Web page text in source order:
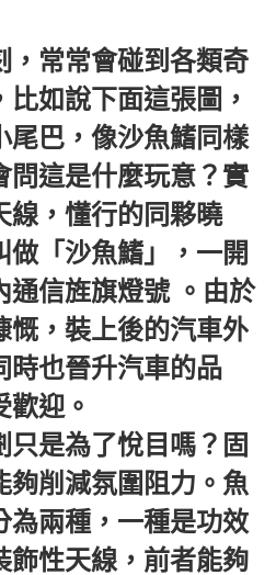
，常常會碰到各類奇
如說下面這張圖，
尾巴，像沙魚鰭同樣
問這是什麼玩意？實
線，懂行的同夥曉
做「沙魚鰭」，一開
通信旌旗燈號 。由於
慨，裝上後的汽車外
時也晉升汽車的品
歡迎。
只是為了悅目嗎？固
夠削減氛圍阻力。魚
為兩種，一種是功效
飾性天線，前者能夠